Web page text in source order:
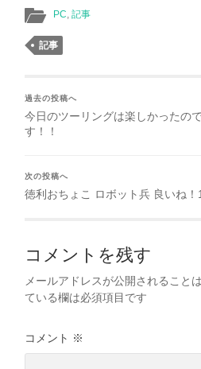
PC,記事
記事
過去の投稿へ
今日のツーリングは楽しかったの
す！！
次の投稿へ
徳利おちょこ ロボット兵 良いね！
コメントを残す
メールアドレスが公開されること
ている欄は必須項目です
コメント ※